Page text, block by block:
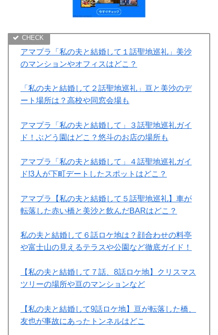
アマプラ「私の夫と結婚して１話聖地巡礼」美沙
のマンションやオフィスはどこ？
「私の夫と結婚して２話聖地巡礼」亘と美沙のデ
ート場所は？高校や同窓会場も
アマプラ「私の夫と結婚して」３話聖地巡礼ガイ
ド！ぶどう園はどこ？悠斗のお店の場所も
アマプラ「私の夫と結婚して」４話聖地巡礼ガイ
ド!3人が下町デートしたスポットはどこ？
アマプラ【私の夫と結婚して５話聖地巡礼】車が
転落した赤い橋と美沙と飲んだBARはどこ？
私の夫と結婚して６話ロケ地は？顔合わせの料亭
や富士山の見えるテラスや公園など徹底ガイド！
【私の夫と結婚して７話、8話ロケ地】クリスマス
ツリーの場所や亘のマンションなど
【私の夫と結婚して9話ロケ地】亘が転落した橋、
友也が事故にあったトンネルはどこ